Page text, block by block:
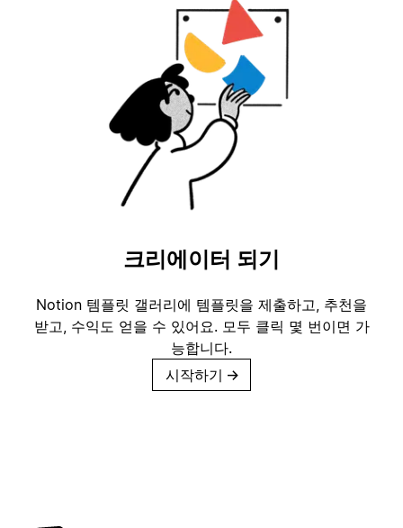
크리에이터 되기
Notion 템플릿 갤러리에 템플릿을 제출하고, 추천을
받고, 수익도 얻을 수 있어요. 모두 클릭 몇 번이면 가
능합니다.
시작하기 →